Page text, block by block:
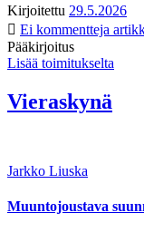
Kirjoitettu 29.5.2026
Ei kommentteja
Pääkirjoitus
Lisää toimitukselta
Vieraskynä
Jarkko Liuska
Muuntojoustava